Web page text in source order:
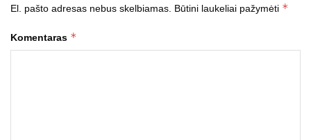
El. pašto adresas nebus skelbiamas. Būtini laukeliai pažymėti *
Komentaras *